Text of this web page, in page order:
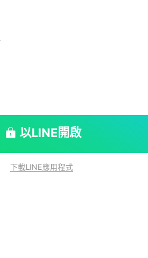
以LINE開啟
下載LINE應用程式